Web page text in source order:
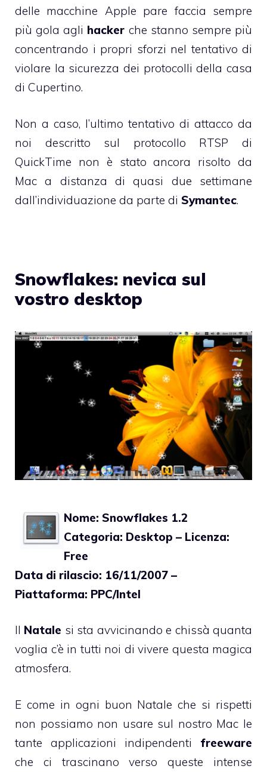
delle macchine Apple pare faccia sempre
più gola agli hacker che stanno sempre più
concentrando i propri sforzi nel tentativo di
violare la sicurezza dei protocolli della casa
di Cupertino.
Non a caso, l’ultimo tentativo di attacco da
noi descritto sul protocollo RTSP di
QuickTime non è stato ancora risolto da
Mac a distanza di quasi due settimane
dall’individuazione da parte di Symantec.
Snowflakes: nevica sul
vostro desktop
Nome: Snowflakes 1.2
Categoria: Desktop – Licenza:
Free
Data di rilascio: 16/11/2007 –
Piattaforma: PPC/Intel
Il Natale si sta avvicinando e chissà quanta
voglia c’è in tutti noi di vivere questa magica
atmosfera.
E come in ogni buon Natale che si rispetti
non possiamo non usare sul nostro Mac le
tante applicazioni indipendenti freeware
che ci trascinano verso queste intense